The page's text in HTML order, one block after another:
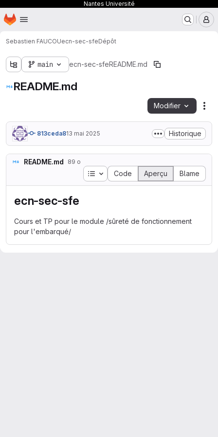
Nantes Université
Passer au contenu principal
Page d'accueil
Sebastien FAUCOUecn-sec-sfeDépôt
main ecn-sec-sfeREADME.md
README.md
Modifier
813ceda813 mai 2025 Historique
README.md 89 o
Table des matières
Code Aperçu Blame
ecn-sec-sfe
Cours et TP pour le module /sûreté de fonctionnement
pour l'embarqué/